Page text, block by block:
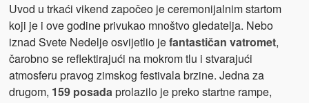
Uvod u trkaći vikend započeo je ceremonijalnim startom
koji je i ove godine privukao mnoštvo gledatelja. Nebo
iznad Svete Nedelje osvijetlio jefantastičan vatromet,
čarobno se reflektirajući na mokrom tlu i stvarajući
atmosferu pravog zimskog festivala brzine. Jedna za
drugom, 159 posadaprolazilo je preko startne rampe,